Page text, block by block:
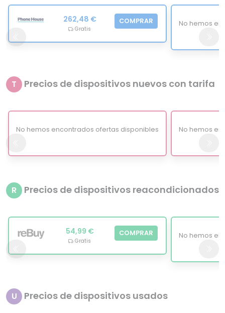
262,48 €
Gratis
COMPRAR No hemos
T Precios de dispositivos nuevos con tarifa
No hemos encontrados ofertas disponibles No hemos
R Precios de dispositivos reacondicionados
54,99 €
Gratis
COMPRAR No hemos
U Precios de dispositivos usados